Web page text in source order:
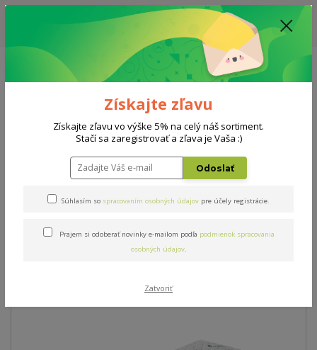
ZĽAVA: VŠETKY VYSTAVENÉ POSTELE ZA 400€ - CENA MATRACU A ROŠTU
PODĽA VÝBERU / DODACIA LEHOTA JE AKTUÁLNE 10-15 PRACOVNÝCH
Menu
0908 777 700 Po-So: 10-18 hod.
0
Matrace Natur Biogreen
Natur Biogreen
Novinka
Získajte zľavu
Získajte zľavu vo výške 5% na celý náš sortiment.
Stačí sa zaregistrovať a zľava je Vaša :)
Odoslať
Súhlasím so spracovaním osobných údajov pre účely registrácie.
Prajem si odoberať novinky e-mailom podľa podmienok spracovania
osobných údajov.
Zatvoriť